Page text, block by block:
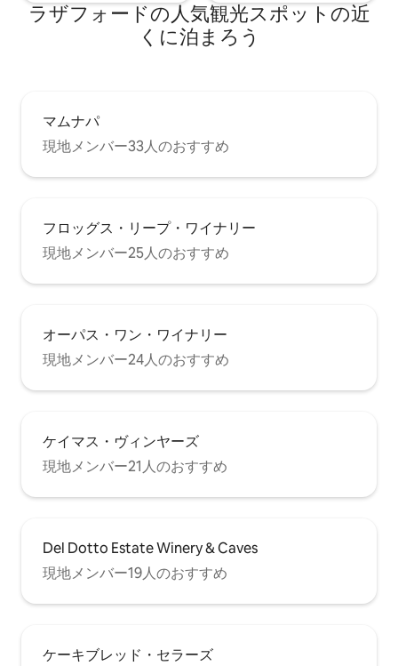
ラザフォードの人気観光スポットの近
くに泊まろう
マムナパ
現地メンバー33人のおすすめ
フロッグス・リープ・ワイナリー
現地メンバー25人のおすすめ
オーパス・ワン・ワイナリー
現地メンバー24人のおすすめ
ケイマス・ヴィンヤーズ
現地メンバー21人のおすすめ
Del Dotto Estate Winery & Caves
現地メンバー19人のおすすめ
ケーキブレッド・セラーズ